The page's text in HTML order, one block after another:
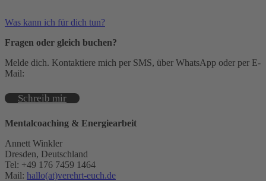
Was kann ich für dich tun?
Fragen oder gleich buchen?
Melde dich. Kontaktiere mich per SMS, über WhatsApp oder per E-
Mail:
Schreib mir
Mentalcoaching & Energiearbeit
Annett Winkler
Dresden, Deutschland
Tel: +49 176 7459 1464
Mail: hallo(at)verehrt-euch.de